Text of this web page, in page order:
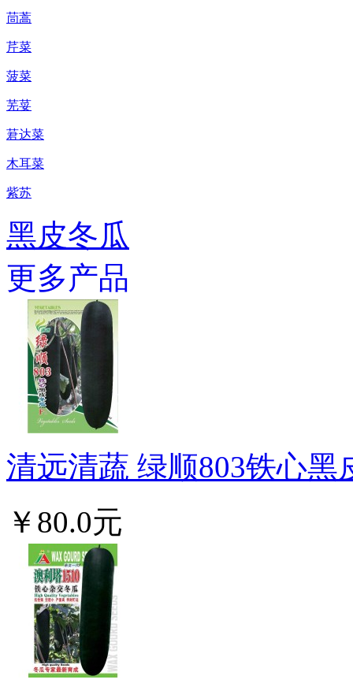
茼蒿
芹菜
菠菜
芜荽
莙达菜
木耳菜
紫苏
黑皮冬瓜
更多产品
清远清蔬 绿顺803铁心黑
￥80.0元